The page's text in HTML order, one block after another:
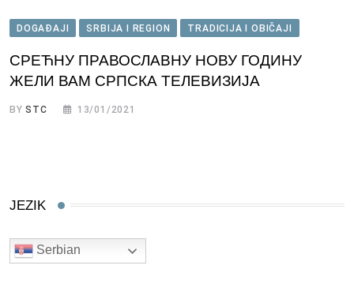
DOGAĐAJI SRBIJA I REGION TRADICIJA I OBIČAJI
СРЕЋНУ ПРАВОСЛАВНУ НОВУ ГОДИНУ
ЖЕЛИ ВАМ СРПСКА ТЕЛЕВИЗИЈА
BYSTC 13/01/2021
JEZIK
Serbian